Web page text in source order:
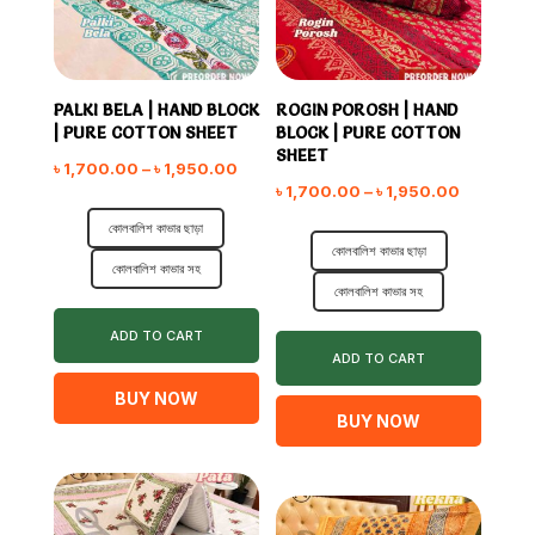
PALKI BELA | HAND BLOCK
| PURE COTTON SHEET
৳1,700.00 – ৳1,950.00Price
range:
৳ 1,700.00
কোলবালিশ কাভার ছাড়া
কোলবালিশ কাভার সহ
ADD TO CART
BUY NOW
ROGIN POROSH | HAND
BLOCK | PURE COTTON
SHEET
৳1,700.00 –৳1,950.00
কোলবালিশ কাভার ছাড়া
কোলবালিশ কাভার সহ
ADD TO CART
BUY NOW